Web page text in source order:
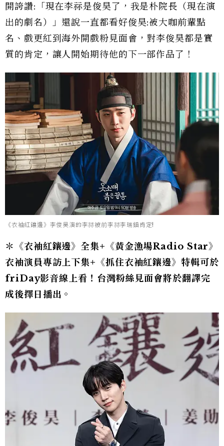
開誇讚:「現在李祘是俊昊了，我是朴院長（現在演
出的劇名）」還說一直都看好俊昊:被大咖前輩點
名、戲更紅到海外開戲粉見面會，對李俊昊都是實
質的肯定，讓人開始期待他的下一部作品了！
《衣袖紅鑲邊》李俊昊演的李祘被前李祘李瑞鎮肯定!
＊《衣袖紅鑲邊》全集+《黃金漁場Radio Star》
衣袖演員專訪上下集+《抓住衣袖紅鑲邊》特輯可於
friDay影音線上看！台灣粉絲見面會將於翻譯完
成後擇日播出。